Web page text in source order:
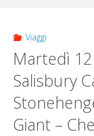
Viaggi
Martedì
Salisbury
Giant –